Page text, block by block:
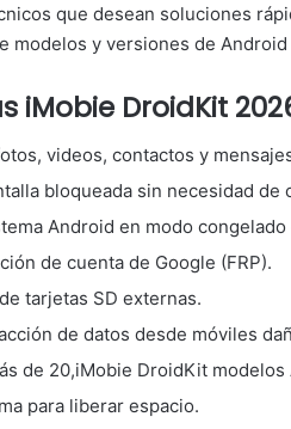
que desean soluciones
modelos y versiones de Android
iMobie DroidKit
videos, contactos y
bloqueada sin necesidad de
Android en modo
de cuenta de Google (FRP).
tarjetas SD externas.
de datos desde móviles
de 20,iMobie DroidKit modelos
para liberar espacio.